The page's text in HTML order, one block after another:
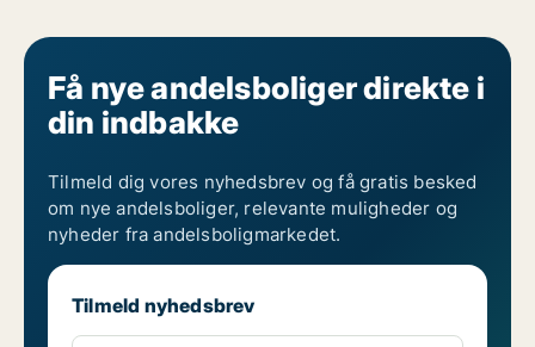
Få nye andelsboliger direkte i
din indbakke
Tilmeld dig vores nyhedsbrev og få gratis besked
om nye andelsboliger, relevante muligheder og
nyheder fra andelsboligmarkedet.
Tilmeld nyhedsbrev